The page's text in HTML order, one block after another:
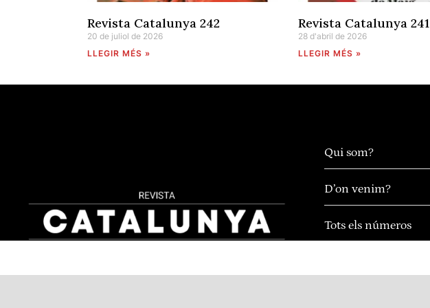
Revista Catalunya 242
20 de juliol de 2026
LLEGIR MÉS »
Revista Catalunya 241
28 d'abril de 2026
LLEGIR MÉS »
Qui som?
D’on venim?
Tots els números